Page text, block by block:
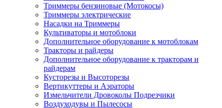
Триммеры бензиновые (Мотокосы)
Триммеры электрические
Насадки на Триммеры
Культиваторы и мотоблоки
Дополнительное оборудование к мотоблокам
Тракторы и райдеры
Дополнительное оборудование к тракторам и
райдерам
Кусторезы и Высоторезы
Вертикуттеры и Аэраторы
Измельчители Дровоколы Подрезчики
Воздуходувы и Пылесосы